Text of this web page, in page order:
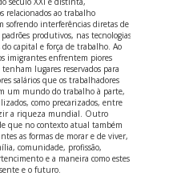
relacionados ao trabalho
sofrendo interferências diretas de
produtivos, nas tecnologias
capital e força de trabalho. Ao
imigrantes enfrentem piores
lugares reservados para
salários que os trabalhadores
um mundo do trabalho à parte,
como precarizados, entre
a riqueza mundial. Outro
que no contexto atual também
as formas de morar e de viver,
comunidade, profissão,
e a maneira como estes
e o futuro.